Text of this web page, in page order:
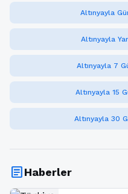
Altınyayla
Altınyayla
Altınyayla 7
Altınyayla 15
Altınyayla 30
articleHaberler